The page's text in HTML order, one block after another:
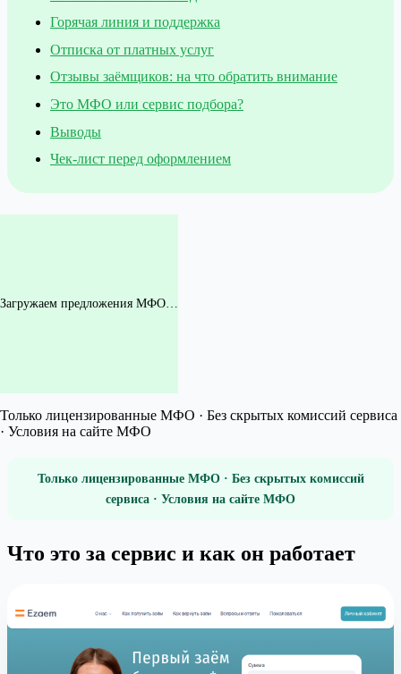
Горячая линия и поддержка
Отписка от платных услуг
Отзывы заёмщиков: на что обратить внимание
Это МФО или сервис подбора?
Выводы
Чек-лист перед оформлением
Загружаем предложения МФО…
Только лицензированные МФО · Без скрытых комиссий сервиса
· Условия на сайте МФО
Только лицензированные МФО · Без скрытых комиссий
сервиса · Условия на сайте МФО
Что это за сервис и как он работает